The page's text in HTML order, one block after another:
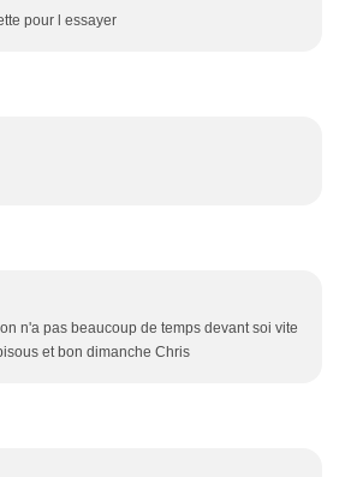
pour l essayer
n'a pas beaucoup de temps devant soi vite
et bon dimanche Chris